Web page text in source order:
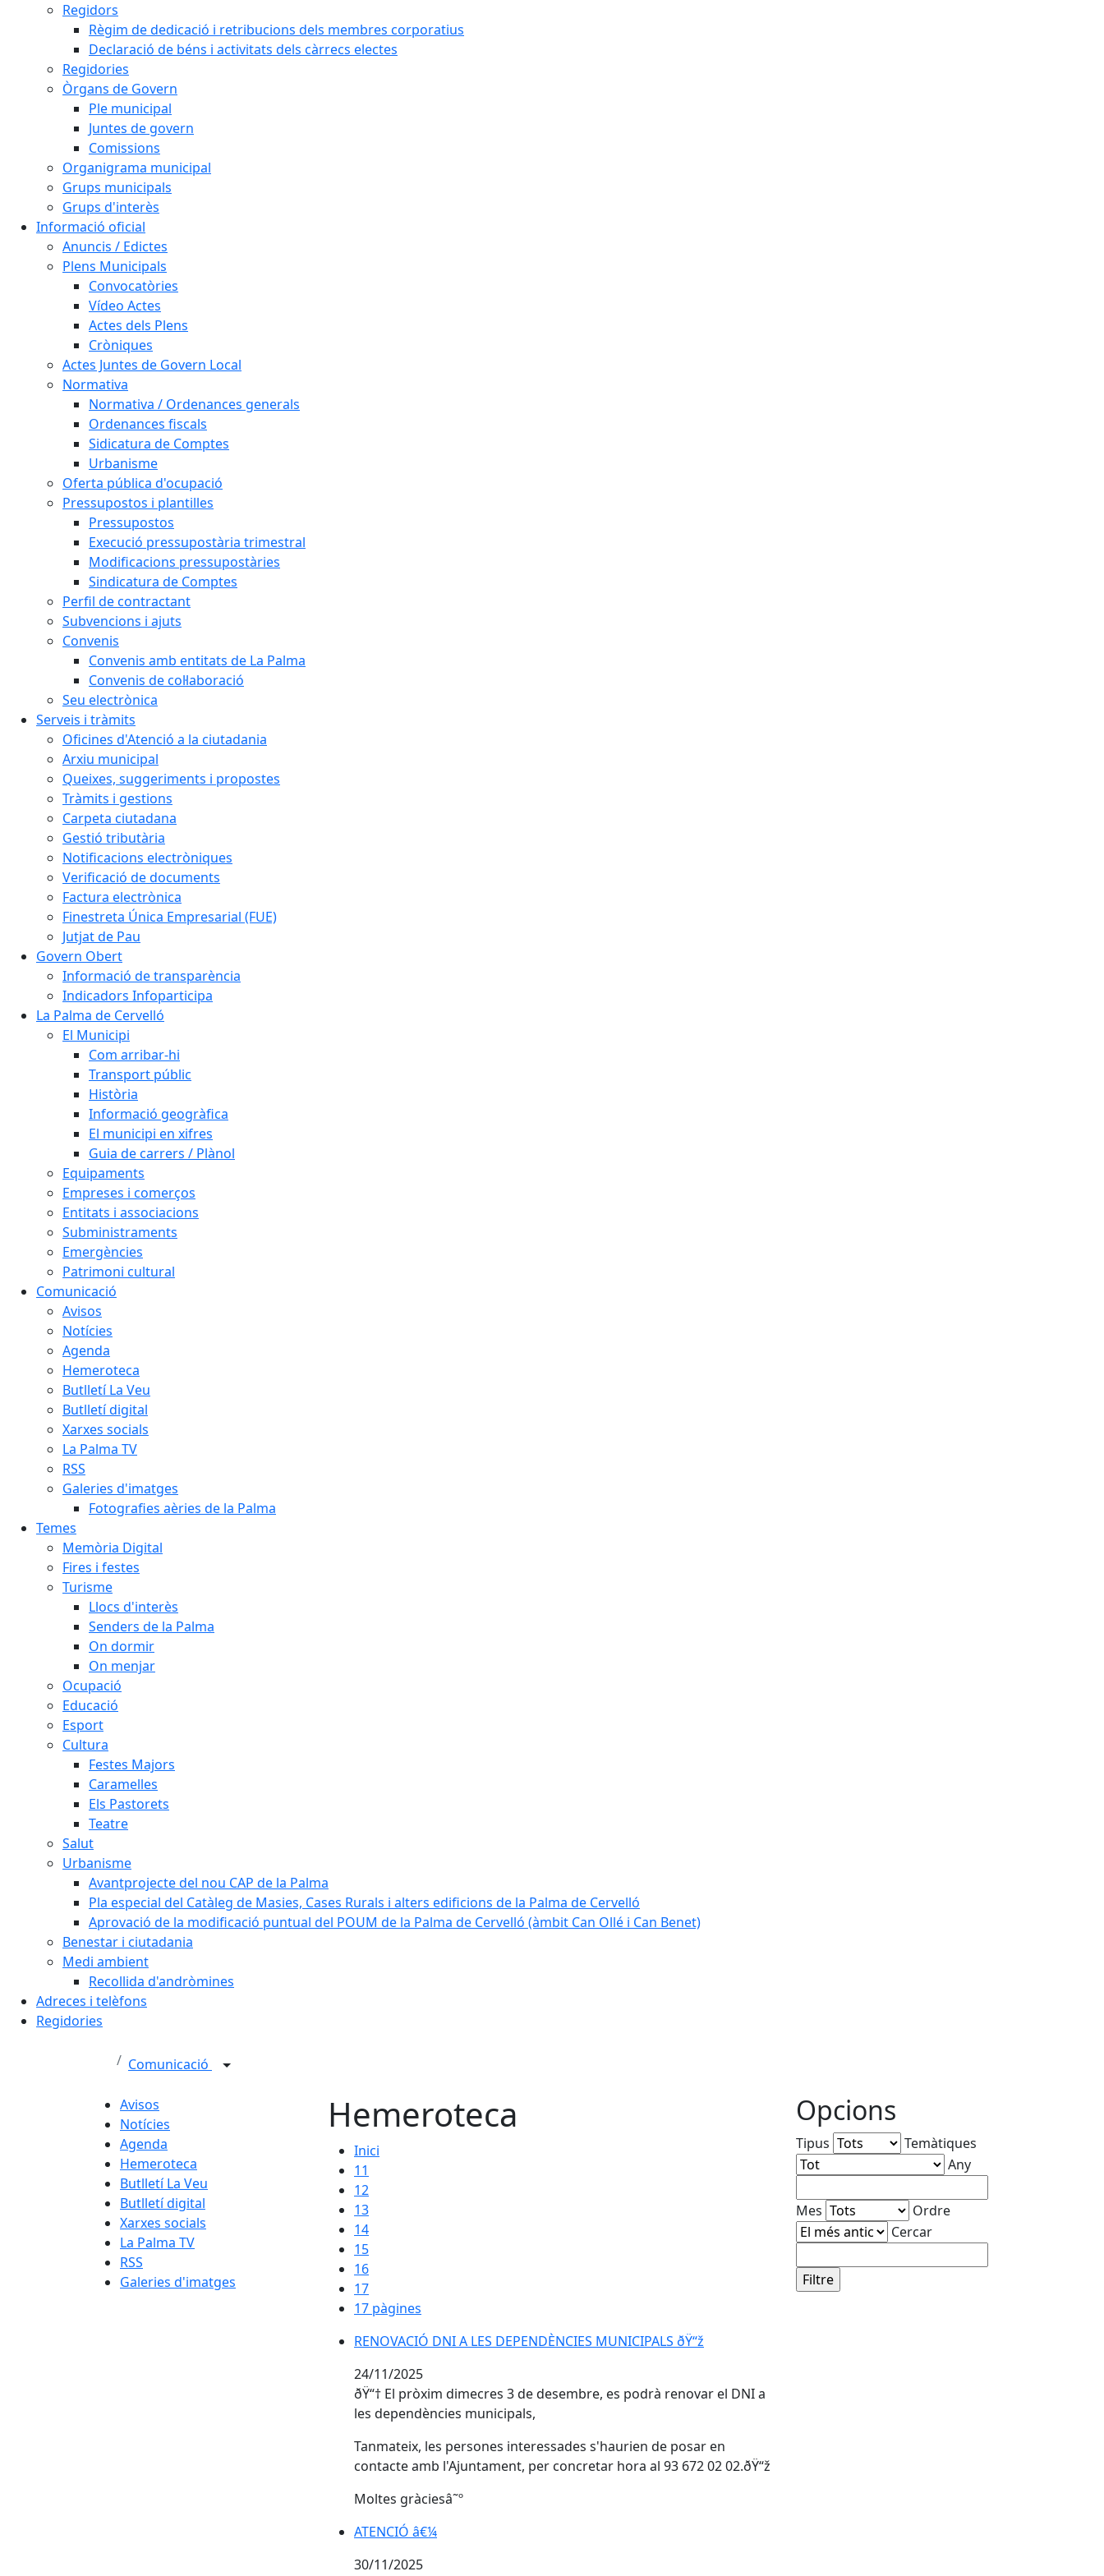
Regidors
Règim de dedicació i retribucions dels membres corporatius
Declaració de béns i activitats dels càrrecs electes
Regidories
Òrgans de Govern
Ple municipal
Juntes de govern
Comissions
Organigrama municipal
Grups municipals
Grups d'interès
Informació oficial
Anuncis / Edictes
Plens Municipals
Convocatòries
Vídeo Actes
Actes dels Plens
Cròniques
Actes Juntes de Govern Local
Normativa
Normativa / Ordenances generals
Ordenances fiscals
Sidicatura de Comptes
Urbanisme
Oferta pública d'ocupació
Pressupostos i plantilles
Pressupostos
Execució pressupostària trimestral
Modificacions pressupostàries
Sindicatura de Comptes
Perfil de contractant
Subvencions i ajuts
Convenis
Convenis amb entitats de La Palma
Convenis de col·laboració
Seu electrònica
Serveis i tràmits
Oficines d'Atenció a la ciutadania
Arxiu municipal
Queixes, suggeriments i propostes
Tràmits i gestions
Carpeta ciutadana
Gestió tributària
Notificacions electròniques
Verificació de documents
Factura electrònica
Finestreta Única Empresarial (FUE)
Jutjat de Pau
Govern Obert
Informació de transparència
Indicadors Infoparticipa
La Palma de Cervelló
El Municipi
Com arribar-hi
Transport públic
Història
Informació geogràfica
El municipi en xifres
Guia de carrers / Plànol
Equipaments
Empreses i comerços
Entitats i associacions
Subministraments
Emergències
Patrimoni cultural
Comunicació
Avisos
Notícies
Agenda
Hemeroteca
Butlletí La Veu
Butlletí digital
Xarxes socials
La Palma TV
RSS
Galeries d'imatges
Fotografies aèries de la Palma
Temes
Memòria Digital
Fires i festes
Turisme
Llocs d'interès
Senders de la Palma
On dormir
On menjar
Ocupació
Educació
Esport
Cultura
Festes Majors
Caramelles
Els Pastorets
Teatre
Salut
Urbanisme
Avantprojecte del nou CAP de la Palma
Pla especial del Catàleg de Masies, Cases Rurals i alters edificions de la Palma de Cervelló
Aprovació de la modificació puntual del POUM de la Palma de Cervelló (àmbit Can Ollé i Can Benet)
Benestar i ciutadania
Medi ambient
Recollida d'andròmines
Adreces i telèfons
Regidories
Comunicació
Avisos
Notícies
Agenda
Hemeroteca
Butlletí La Veu
Butlletí digital
Xarxes socials
La Palma TV
RSS
Galeries d'imatges
Hemeroteca
Inici
11
12
13
14
15
16
17
17 pàgines
RENOVACIÓ DNI A LES DEPENDÈNCIES MUNICIPALS ðŸ“ž
RENOVACIÓ DNI A LES DEPENDÈNCIES MUNICIPALS ðŸ“ž
24/11/2025
ðŸ“† El pròxim dimecres 3 de desembre, es podrà renovar el DNI a
les dependències municipals,
Tanmateix, les persones interessades s'haurien de posar en
contacte amb l'Ajuntament, per concretar hora al 93 672 02 02.ðŸ“ž
Moltes gràciesâ˜º️
ATENCIÓ â€¼️
ATENCIÓ â€¼️
30/11/2025
Opcions
Tipus
Temàtiques
Any
Mes
Ordre
Cercar